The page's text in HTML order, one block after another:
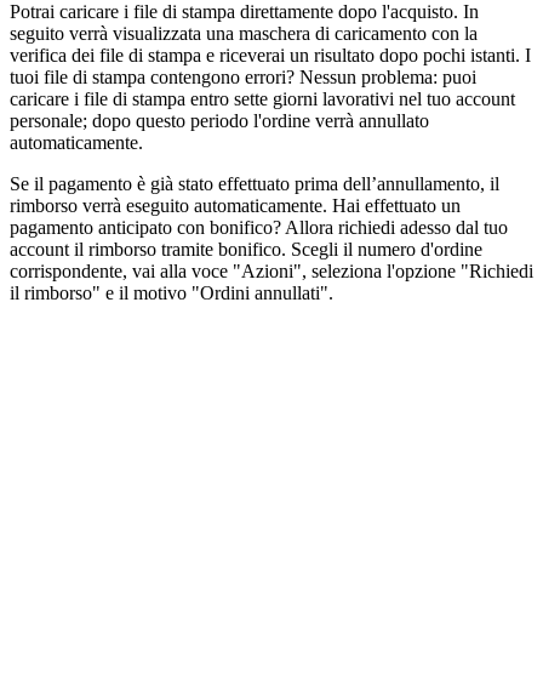
Potrai caricare i file di stampa direttamente dopo l'acquisto. In
seguito verrà visualizzata una maschera di caricamento con la
verifica dei file di stampa e riceverai un risultato dopo pochi istanti. I
tuoi file di stampa contengono errori? Nessun problema: puoi
caricare i file di stampa entro sette giorni lavorativi nel tuo account
personale; dopo questo periodo l'ordine verrà annullato
automaticamente.
Se il pagamento è già stato effettuato prima dell’annullamento, il
rimborso verrà eseguito automaticamente. Hai effettuato un
pagamento anticipato con bonifico? Allora richiedi adesso dal tuo
account il rimborso tramite bonifico. Scegli il numero d'ordine
corrispondente, vai alla voce "Azioni", seleziona l'opzione "Richiedi
il rimborso" e il motivo "Ordini annullati".